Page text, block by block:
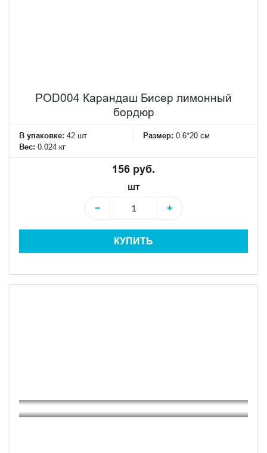
POD004 Карандаш Бисер лимонный
бордюр
В упаковке: 42 шт Размер: 0.6*20 см
Вес: 0.024 кг
156 руб.
шт
−
+
КУПИТЬ